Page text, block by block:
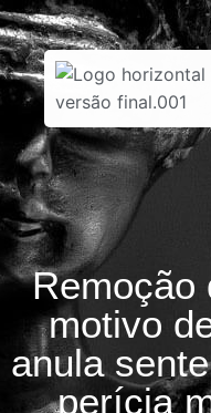
Remoção
motivo
anula
perícia